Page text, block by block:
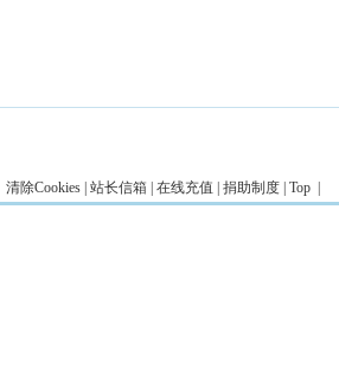
清除Cookies| 站长信箱 | 在线充值 | 捐助制度| Top|